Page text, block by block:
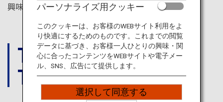
興味にも応えてくれる都市です。
THINGS
TO DO
パーソナライズ用クッキー
このクッキーは、お客様のWEBサイト利用をよ
り快適にするためのものです。これまでの閲覧
データに基づき、お客様一人ひとりの興味・関
心に合ったコンテンツをWEBサイトや電子メー
ル、SNS、広告にて提供します。
選択して同意する